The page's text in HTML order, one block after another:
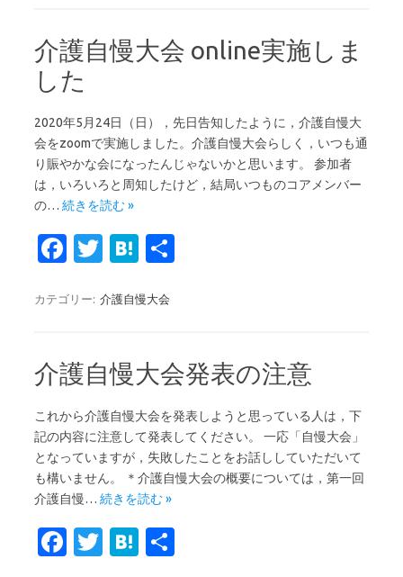
o
o
k
r
a
介護自慢大会 online実施しま
した
2020年5月24日（日），先日告知したように，介護自慢大
会をzoomで実施しました。介護自慢大会らしく，いつも通
り賑やかな会になったんじゃないかと思います。 参加者
は，いろいろと周知したけど，結局いつものコアメンバー
の… 続きを読む »
Fa
e
o
o
k
T
it
r
H
e
a
カテゴリー: 介護自慢大会
介護自慢大会発表の注意
これから介護自慢大会を発表しようと思っている人は，下
記の内容に注意して発表してください。 一応「自慢大会」
となっていますが，失敗したことをお話ししていただいて
も構いません。 ＊介護自慢大会の概要については，第一回
介護自慢… 続きを読む »
Fa
T
H